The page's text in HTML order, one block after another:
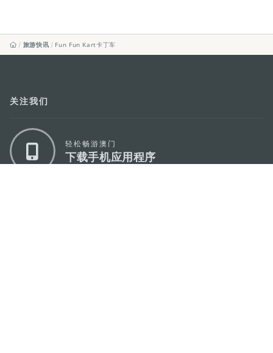
旅游快讯 Fun Fun Kart卡丁车
关注我们
轻松畅游澳门
下载手机应用程序